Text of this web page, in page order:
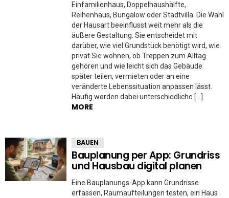
Einfamilienhaus, Doppelhaushälfte,
Reihenhaus, Bungalow oder Stadtvilla: Die Wahl
der Hausart beeinflusst weit mehr als die
äußere Gestaltung. Sie entscheidet mit
darüber, wie viel Grundstück benötigt wird, wie
privat Sie wohnen, ob Treppen zum Alltag
gehören und wie leicht sich das Gebäude
später teilen, vermieten oder an eine
veränderte Lebenssituation anpassen lässt.
Häufig werden dabei unterschiedliche […]
MORE
BAUEN
Bauplanung per App: Grundriss
und Hausbau digital planen
Eine Bauplanungs-App kann Grundrisse
erfassen, Raumaufteilungen testen, ein Haus